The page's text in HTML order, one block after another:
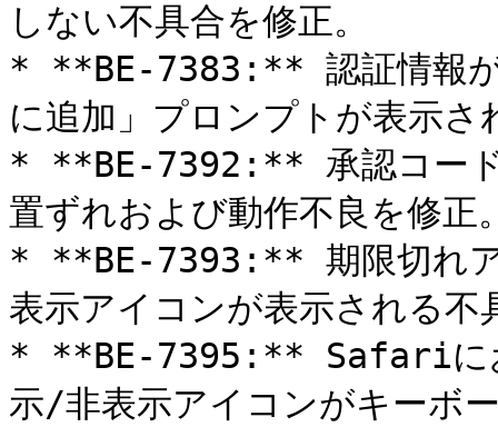
しない不具合を修正。
* **BE-7383:** 認証情報が
に追加」プロンプトが表示さ
* **BE-7392:** 承認コード
置ずれおよび動作不良を修正
* **BE-7393:** 期限切れア
表示アイコンが表示される不
* **BE-7395:** Safariにお
示/非表示アイコンがキーボ